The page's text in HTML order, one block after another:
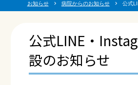
お知らせ chevron_right 病院からのお知らせ chevron_right 公式
公式LINE・
設のお知らせ